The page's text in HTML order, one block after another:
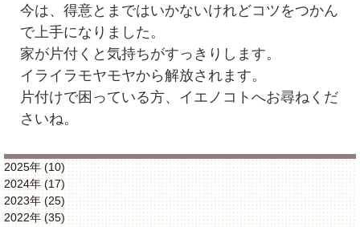
今は、得意とまではいかないけれどコツをつかん
で上手になりました。
家が片付くと気持ちがすっきりします。
イライラモヤモヤから解放されます。
片付けで困っている方、イエノコトへお尋ねくだ
さいね。
2025年 (10)
2024年 (17)
2023年 (25)
2022年 (35)